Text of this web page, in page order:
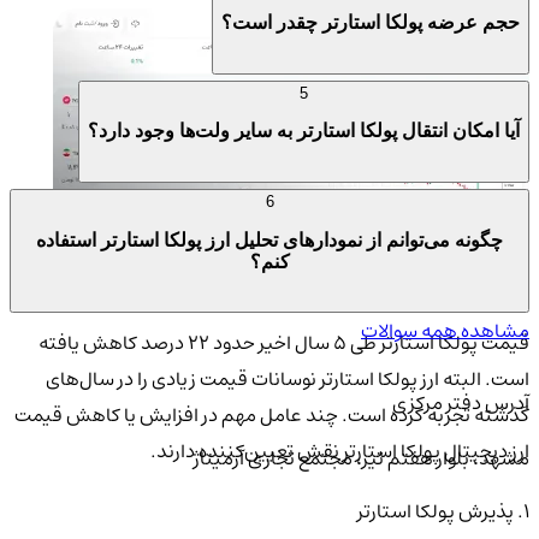
قیمت پولکا استارتر طی ۵ سال اخیر حدود ۲۲ درصد کاهش یافته
است. البته ارز پولکا استارتر نوسانات قیمت زیادی را در سال‌های
گذشته تجربه کرده است. چند عامل مهم در افزایش یا کاهش قیمت
ارز دیجیتال پولکا استارتر نقش تعیین‌کننده دارند.
حجم عرضه پولکا استارتر چقدر است؟
آیا امکان انتقال پولکا استارتر به سایر ولت‌ها وجود دارد؟
چگونه می‌توانم از نمودارهای تحلیل ارز پولکا استارتر استفاده
کنم؟
مشاهده همه سوالات
آدرس دفتر مرکزی
مشهد، بلوار هفتم تیر، مجتمع تجاری آرمیتاژ